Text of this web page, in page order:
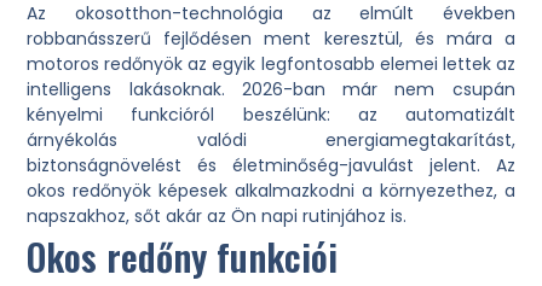
Az okosotthon-technológia az elmúlt években
robbanásszerű fejlődésen ment keresztül, és mára a
motoros redőnyök az egyik legfontosabb elemei lettek az
intelligens lakásoknak. 2026-ban már nem csupán
kényelmi funkcióról beszélünk: az automatizált
árnyékolás valódi energiamegtakarítást,
biztonságnövelést és életminőség-javulást jelent. Az
okos redőnyök képesek alkalmazkodni a környezethez, a
napszakhoz, sőt akár az Ön napi rutinjához is.
Okos redőny funkciói